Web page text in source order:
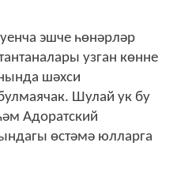
эшче һөнәрләр
узган көнне
шәхси
Шулай ук бу
Адоратский
өстәмә юлларга